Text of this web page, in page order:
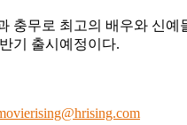
충무로 최고의 배우와 신예
기 출시예정이다.